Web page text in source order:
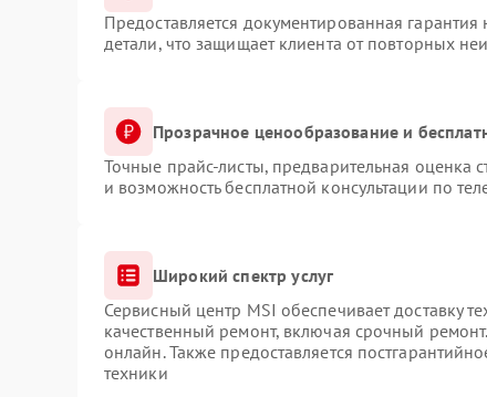
Предоставляется документированная
детали, что защищает клиента от повторных
Прозрачное ценообразование и
Точные прайс-листы, предварительная оценка
и возможность бесплатной консультации по
Широкий спектр услуг
Сервисный центр MSI обеспечивает доставку
качественный ремонт, включая срочный
онлайн. Также предоставляется
техники